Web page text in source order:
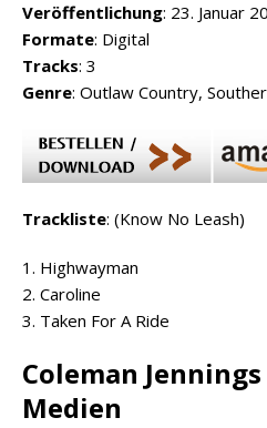
Veröffentlichung: 23. Januar
Formate: Digital
Tracks: 3
Genre: Outlaw Country,
Trackliste: (Know No Leash)
1. Highwayman
2. Caroline
3. Taken For A Ride
Coleman
Medien